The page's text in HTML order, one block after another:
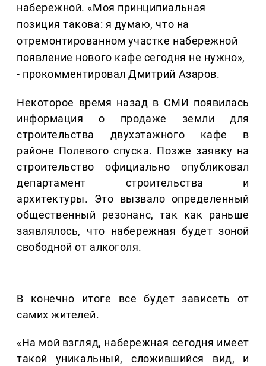
набережной. «Моя принципиальная
позиция такова: я думаю, что на
отремонтированном участке набережной
появление нового кафе сегодня не нужно»,
- прокомментировал Дмитрий Азаров.
Некоторое время назад в СМИ появилась
информация о продаже земли для
строительства двухэтажного кафе в
районе Полевого спуска. Позже заявку на
строительство официально опубликовал
департамент строительства и
архитектуры. Это вызвало определенный
общественный резонанс, так как раньше
заявлялось, что набережная будет зоной
свободной от алкоголя.
В конечно итоге все будет зависеть от
самих жителей.
«На мой взгляд, набережная сегодня имеет
такой уникальный, сложившийся вид, и